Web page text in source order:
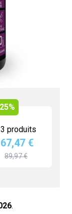
3 produits
67,47 €
89,97 €
.